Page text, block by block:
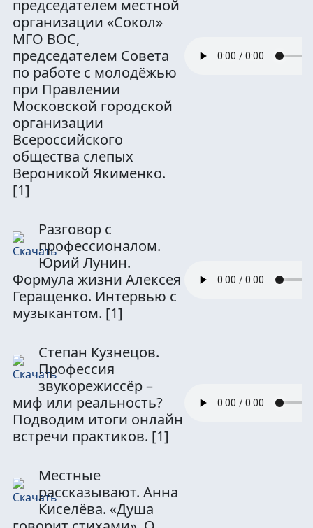
председателем местной
организации «Сокол»
МГО ВОС,
председателем Совета
по работе с молодёжью
при Правлении
Московской городской
организации
Всероссийского
общества слепых
Вероникой Якименко.
[1]
Разговор с
профессионалом.
Юрий Лунин.
Формула жизни Алексея
Геращенко. Интервью с
музыкантом. [1]
Степан Кузнецов.
Профессия
звукорежиссёр –
миф или реальность?
Подводим итоги онлайн
встречи практиков. [1]
Местные
рассказывают. Анна
Киселёва. «Душа